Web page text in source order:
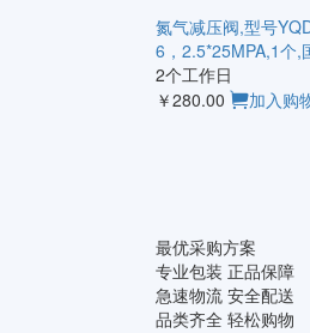
氮气减压阀,型号
6，2.5*25MPA,1个,
2个工作日
￥280.00
加入购
最优采购方案
专业包装 正品保障
急速物流 安全配送
品类齐全 轻松购物